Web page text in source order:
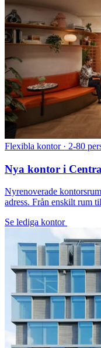
Flexibla kontor · 2-80
Nya kontor i
Nyrenoverade
adress. Från enskilt rum
Se lediga kontor